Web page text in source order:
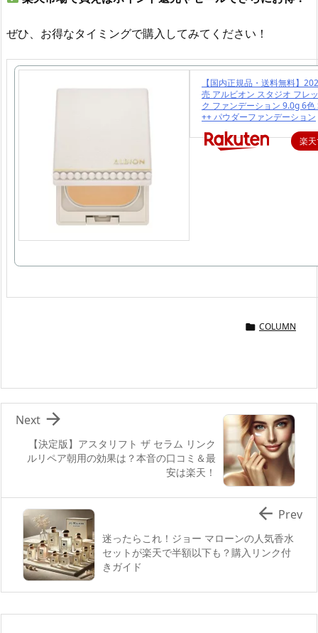
ぜひ、お得なタイミングで購入してみてください！
【国内正規品・送料無料】
売 アルビオン スタジオ フレ
ク ファンデーション 9.0g 6色
++ パウダーファンデーション
楽
 COLUMN
【決定版】アスタリフト ザ セラム リンク
ルリペア朝用の効果は？本音の口コミ＆最
安は楽天！

Next
迷ったらこれ！ジョー マローンの人気香水
セットが楽天で半額以下も？購入リンク付
きガイド
 Prev